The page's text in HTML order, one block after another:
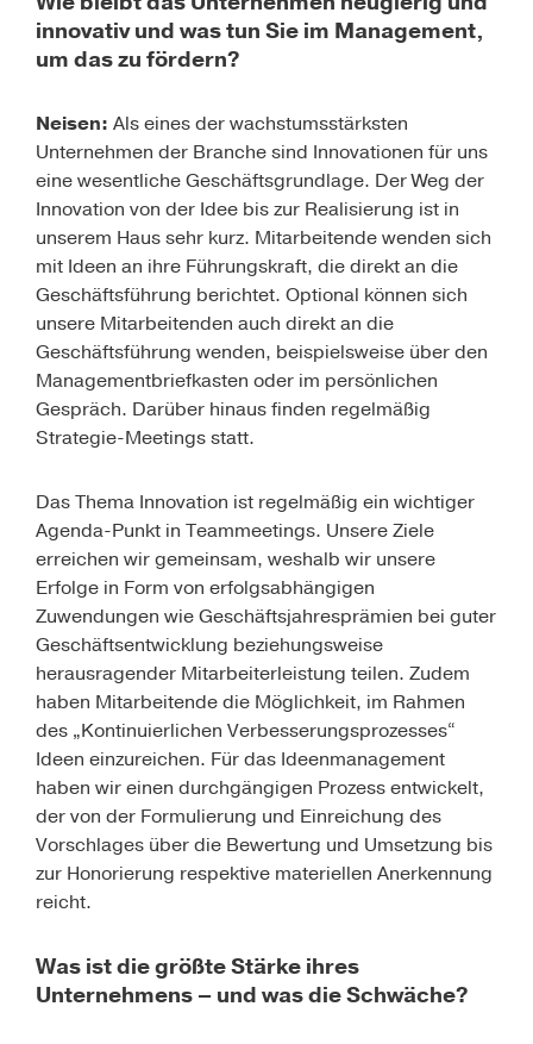
innovativ und was tun Sie im Management,
um das zu fördern?
Neisen: Als eines der wachstumsstärksten
Unternehmen der Branche sind Innovationen für uns
eine wesentliche Geschäftsgrundlage. Der Weg der
Innovation von der Idee bis zur Realisierung ist in
unserem Haus sehr kurz. Mitarbeitende wenden sich
mit Ideen an ihre Führungskraft, die direkt an die
Geschäftsführung berichtet. Optional können sich
unsere Mitarbeitenden auch direkt an die
Geschäftsführung wenden, beispielsweise über den
Managementbriefkasten oder im persönlichen
Gespräch. Darüber hinaus finden regelmäßig
Strategie-Meetings statt.
Das Thema Innovation ist regelmäßig ein wichtiger
Agenda-Punkt in Teammeetings. Unsere Ziele
erreichen wir gemeinsam, weshalb wir unsere
Erfolge in Form von erfolgsabhängigen
Zuwendungen wie Geschäftsjahresprämien bei guter
Geschäftsentwicklung beziehungsweise
herausragender Mitarbeiterleistung teilen. Zudem
haben Mitarbeitende die Möglichkeit, im Rahmen
des „Kontinuierlichen Verbesserungsprozesses“
Ideen einzureichen. Für das Ideenmanagement
haben wir einen durchgängigen Prozess entwickelt,
der von der Formulierung und Einreichung des
Vorschlages über die Bewertung und Umsetzung bis
zur Honorierung respektive materiellen Anerkennung
reicht.
Was ist die größte Stärke ihres
Unternehmens – und was die Schwäche?